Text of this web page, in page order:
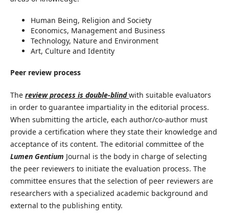
Human Being, Religion and Society
Economics, Management and Business
Technology, Nature and Environment
Art, Culture and Identity
Peer review process
The review process is double-blind with suitable evaluators
in order to guarantee impartiality in the editorial process.
When submitting the article, each author/co-author must
provide a certification where they state their knowledge and
acceptance of its content. The editorial committee of the
Lumen Gentium Journal is the body in charge of selecting
the peer reviewers to initiate the evaluation process. The
committee ensures that the selection of peer reviewers are
researchers with a specialized academic background and
external to the publishing entity.